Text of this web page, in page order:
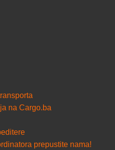
na Cargo.ba
prepustite nama!